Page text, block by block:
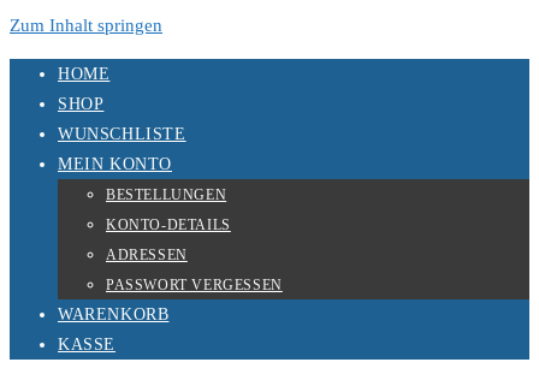
Zum Inhalt springen
HOME
SHOP
WUNSCHLISTE
MEIN KONTO
BESTELLUNGEN
KONTO-DETAILS
ADRESSEN
PASSWORT VERGESSEN
WARENKORB
KASSE